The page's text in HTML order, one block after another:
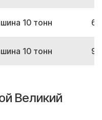
10 тонн
10 тонн
Великий